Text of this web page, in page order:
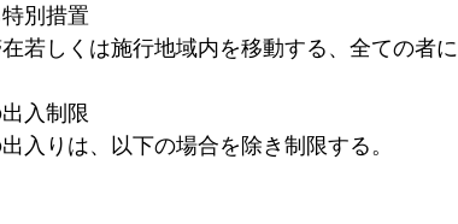
別措置
若しくは施行地域内を移動する、全ての者
入制限
入りは、以下の場合を除き制限する。